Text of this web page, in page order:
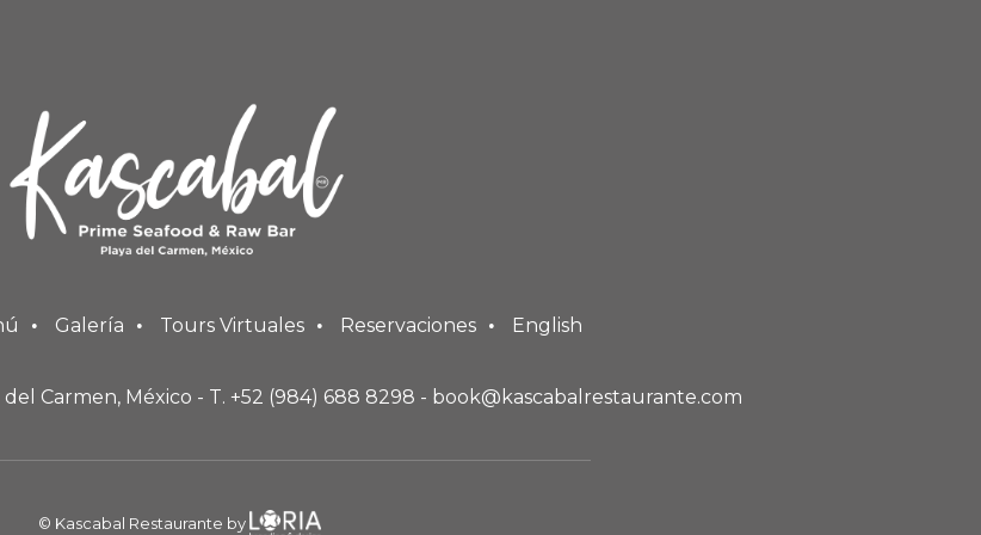
Galería Tours Virtuales Reservaciones English
Carmen, México - T. +52 (984) 688 8298 - book@kascabalrestaurante.com
© Kascabal Restaurante by